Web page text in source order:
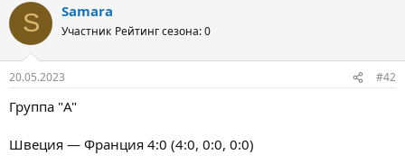
S Samara
Участник Рейтинг сезона: 0
20.05.2023 #42
Группа "A"
Швеция — Франция 4:0 (4:0, 0:0, 0:0)